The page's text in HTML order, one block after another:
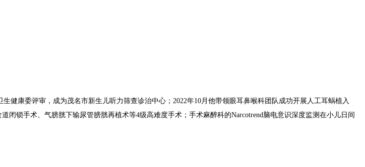
健康委评审，成为茂名市新生儿听力筛查诊治中心；2022年10月他带领眼耳鼻喉科团队成功开展人工耳蜗植入
锁手术、气膀胱下输尿管膀胱再植术等4级高难度手术；手术麻醉科的Narcotrend脑电意识深度监测在小儿日间